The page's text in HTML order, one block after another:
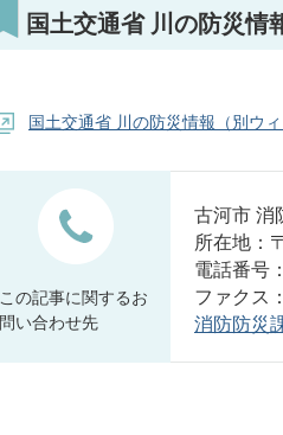
国土交通省 川の防災情
国土交通省 川の防災情報（別ウィ
この記事に関するお
問い合わせ先
古河市
所在地：
電話番号
ファクス
消防防災